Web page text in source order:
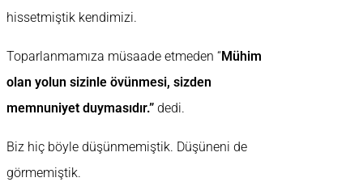
hissetmiştik kendimizi.
Toparlanmamıza müsaade etmeden “Mühim
olan yolun sizinle övünmesi, sizden
memnuniyet duymasıdır.” dedi.
Biz hiç böyle düşünmemiştik. Düşüneni de
görmemiştik.